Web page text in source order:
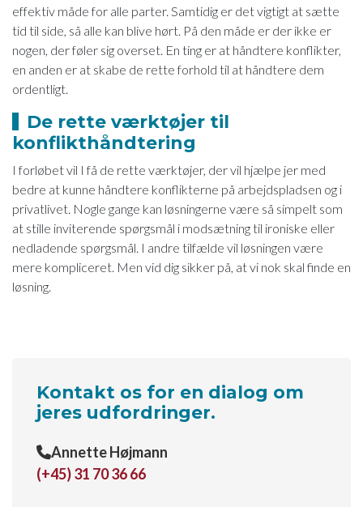
effektiv måde for alle parter. Samtidig er det vigtigt at sætte
tid til side, så alle kan blive hørt. På den måde er der ikke er
nogen, der føler sig overset. En ting er at håndtere konflikter,
en anden er at skabe de rette forhold til at håndtere dem
ordentligt.
De rette værktøjer til
konflikthåndtering
I forløbet vil I få de rette værktøjer, der vil hjælpe jer med
bedre at kunne håndtere konflikterne på arbejdspladsen og i
privatlivet. Nogle gange kan løsningerne være så simpelt som
at stille inviterende spørgsmål i modsætning til ironiske eller
nedladende spørgsmål. I andre tilfælde vil løsningen være
mere kompliceret. Men vid dig sikker på, at vi nok skal finde en
løsning.
Kontakt os for en dialog om
jeres udfordringer.
Annette Højmann
(+45) 31 70 36 66